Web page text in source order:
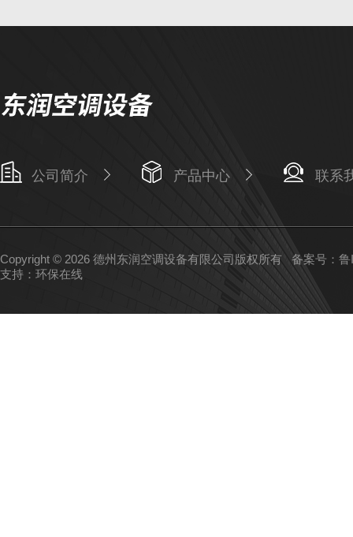
公司简介 产品中心 联系
Copyright © 2026 德州东润空调设备有限公司版权所有备案号：
支持： 环保在线